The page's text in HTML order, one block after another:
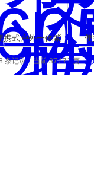
携式户外一体紫
可见光度计DH-
B8
条记录，当前 37 / 71 页首